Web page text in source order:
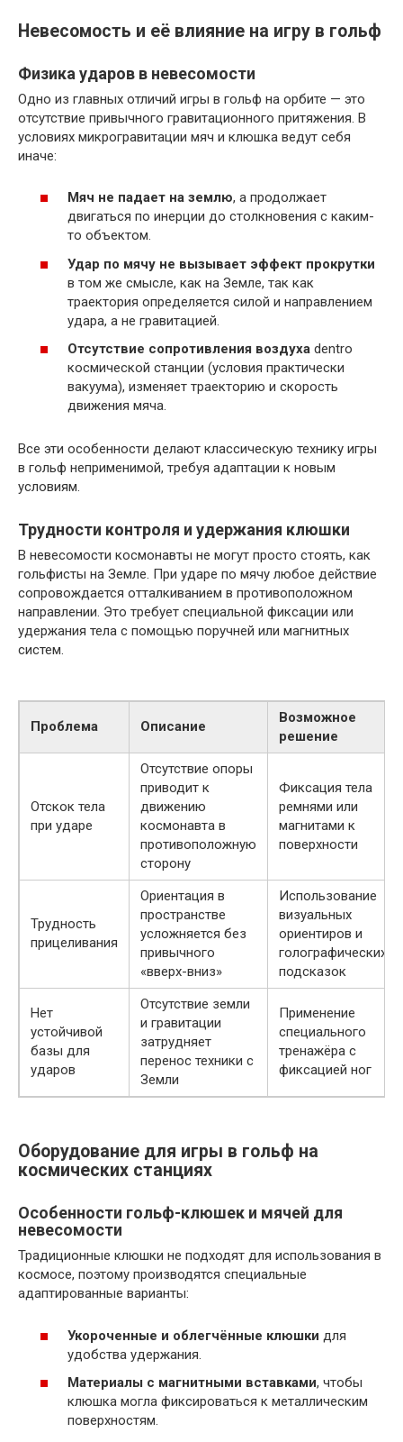
Невесомость и её влияние на игру в гольф
Физика ударов в невесомости
Одно из главных отличий игры в гольф на орбите — это
отсутствие привычного гравитационного притяжения. В
условиях микрогравитации мяч и клюшка ведут себя
иначе:
Мяч не падает на землю, а продолжает
двигаться по инерции до столкновения с каким-
то объектом.
Удар по мячу не вызывает эффект прокрутки
в том же смысле, как на Земле, так как
траектория определяется силой и направлением
удара, а не гравитацией.
Отсутствие сопротивления воздуха dentro
космической станции (условия практически
вакуума), изменяет траекторию и скорость
движения мяча.
Все эти особенности делают классическую технику игры
в гольф неприменимой, требуя адаптации к новым
условиям.
Трудности контроля и удержания клюшки
В невесомости космонавты не могут просто стоять, как
гольфисты на Земле. При ударе по мячу любое действие
сопровождается отталкиванием в противоположном
направлении. Это требует специальной фиксации или
удержания тела с помощью поручней или магнитных
систем.
Проблема Описание
Возможное
решение
Отскок тела
при ударе
Отсутствие опоры
приводит к
движению
космонавта в
противоположную
сторону
Фиксация тела
ремнями или
магнитами к
поверхности
Трудность
прицеливания
Ориентация в
пространстве
усложняется без
привычного
«вверх-вниз»
Использование
визуальных
ориентиров и
голографических
подсказок
Нет
устойчивой
базы для
ударов
Отсутствие земли
и гравитации
затрудняет
перенос техники с
Земли
Применение
специального
тренажёра с
фиксацией ног
Оборудование для игры в гольф на
космических станциях
Особенности гольф-клюшек и мячей для
невесомости
Традиционные клюшки не подходят для использования в
космосе, поэтому производятся специальные
адаптированные варианты:
Укороченные и облегчённые клюшки для
удобства удержания.
Материалы с магнитными вставками, чтобы
клюшка могла фиксироваться к металлическим
поверхностям.